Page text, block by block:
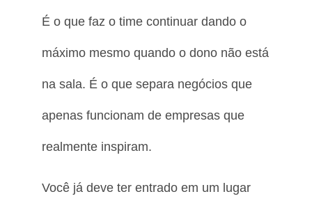
É o que faz o time continuar dando o
máximo mesmo quando o dono não está
na sala. É o que separa negócios que
apenas funcionam de empresas que
realmente inspiram.
Você já deve ter entrado em um lugar